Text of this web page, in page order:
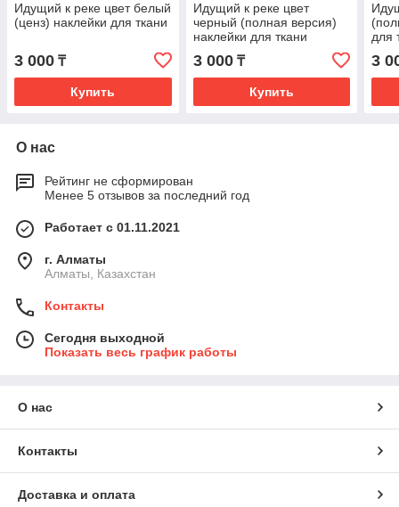
Идущий к реке цвет белый
(ценз) наклейки для ткани
3 000 ₸
Купить
Идущий к реке цвет
черный (полная версия)
наклейки для ткани
3 000₸
Купить
для
3
О нас
Рейтинг не сформирован
Менее 5 отзывов за последний год
Работает с 01.11.2021
г. Алматы
Алматы, Казахстан
Контакты
Сегодня выходной
Показать весь график работы
О нас
Контакты
Доставка и оплата